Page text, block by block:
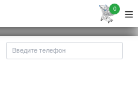
0